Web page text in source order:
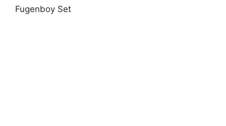
Fugenboy Set